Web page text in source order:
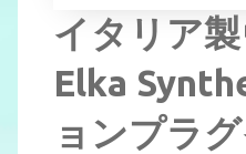
イタリア
Elka
ョンプラ